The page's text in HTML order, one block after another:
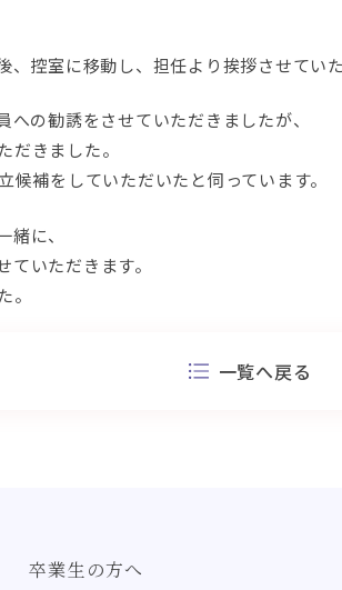
控室に移動し、担任より挨拶させてい
の勧誘をさせていただきましたが、
だきました。
補をしていただいたと伺っています。
に、
いただきます。
。
一覧へ戻る
卒業生の方へ